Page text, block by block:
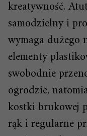
kreatywność.
samodzielny i
wymaga dużego
elementy
swobodnie
ogrodzie,
kostki brukowej
rąk i regularne